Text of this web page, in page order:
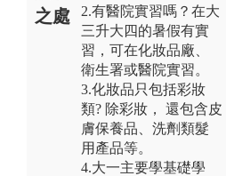
之處
2.有醫院實習嗎？在大
三升大四的暑假有實
習，可在化妝品廠、
衛生署或醫院實習。
3.化妝品只包括彩妝
類? 除彩妝， 還包含皮
膚保養品、洗劑類髮
用產品等。
4.大一主要學基礎學